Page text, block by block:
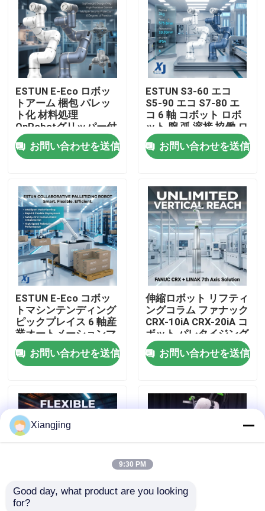
製品
ビデオ
わたしたち に つい て
工場 ツアー
品質管理
連絡 ください
ブログ
引金 を 求め て ください
工業用ロボットの腕
ESTUN E-Eco ロボッ
トアーム 梱包 パレッ
ト化 材料処理
OnRobotグリッパー付
きコラボレーティブロ
ボットお問い合わせを送信
ESTUN S3-60 エコ
S5-90 エコ S7-80 エ
コ 6 軸 コボット ロボ
ット 腕 弧 溶接 協働 ロ
ボット CNGBS 溶接 位
置付け器
お問い合わせを送信
ESTUN E-Eco コボッ
トマシンテンディング
ピックプレイス 6 軸産
業オートメーションマ
テリアルハンドリング
協働ロボット
お問い合わせを送信
伸縮ロボット リフティ
ングコラム ファナック
CRX-10iA CRX-20iA コ
ボット パレタイジング
ハンドリング 協働ロボ
ットお問い合わせを送信
LINAK ELEVATE リフ
Xiangjing
9:30 PM
Good day, what product are you looking
for?